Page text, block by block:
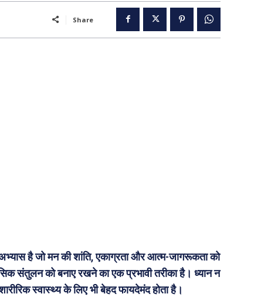
Share
है जो मन की शांति, एकाग्रता और आत्म-जागरूकता को
संतुलन को बनाए रखने का एक प्रभावी तरीका है। ध्यान न
स्वास्थ्य के लिए भी बेहद फायदेमंद होता है।